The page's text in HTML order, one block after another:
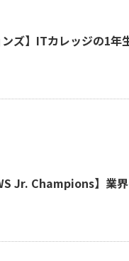
ズ】ITカレッジの1
Jr. Champions】業